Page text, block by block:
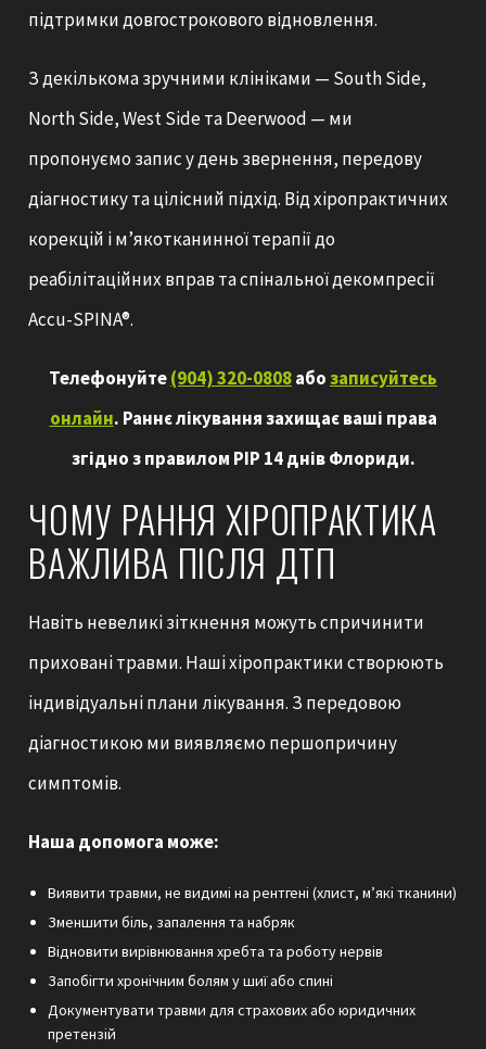
підтримки довгострокового відновлення.
З декількома зручними клініками — South Side,
North Side, West Side та Deerwood — ми
пропонуємо запис у день звернення, передову
діагностику та цілісний підхід. Від хіропрактичних
корекцій і м’якотканинної терапії до
реабілітаційних вправ та спінальної декомпресії
Accu-SPINA®.
Телефонуйте(904) 320-0808абозаписуйтесь
онлайн. Раннє лікування захищає ваші права
згідно з правилом PIP 14 днів Флориди.
ЧОМУ РАННЯ ХІРОПРАКТИКА
ВАЖЛИВА ПІСЛЯ ДТП
Навіть невеликі зіткнення можуть спричинити
приховані травми. Наші хіропрактики створюють
індивідуальні плани лікування. З передовою
діагностикою ми виявляємо першопричину
симптомів.
Наша допомога може:
Виявити травми, не видимі на рентгені (хлист, м’які тканини)
Зменшити біль, запалення та набряк
Відновити вирівнювання хребта та роботу нервів
Запобігти хронічним болям у шиї або спині
Документувати травми для страхових або юридичних
претензій